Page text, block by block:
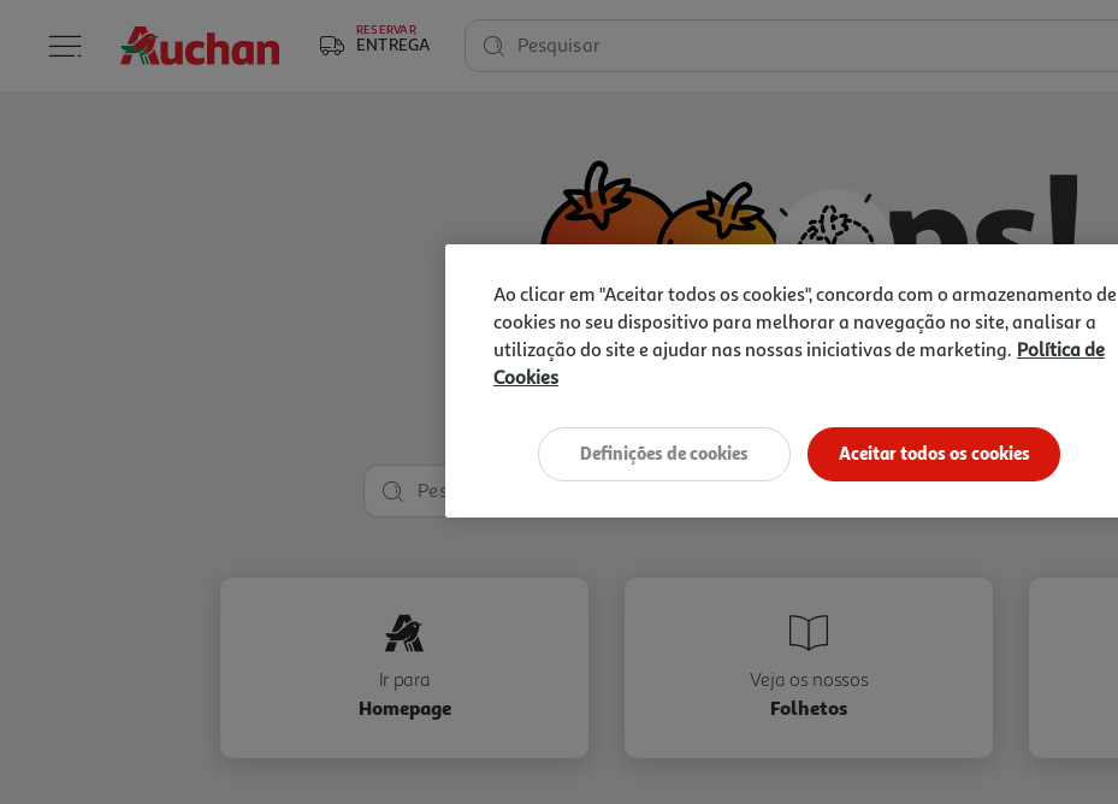
RESERVAR
ENTREGA Pesquisar
Vamos tentar de novo?
Ir para
Homepage
Veja os nossos
Folhetos
Ao clicar em "Aceitar todos os cookies", concorda com o armazenamento de
cookies no seu dispositivo para melhorar a navegação no site, analisar a
utilização do site e ajudar nas nossas iniciativas de marketing. Política de
Cookies
Aceitar todos os cookies
Definições de cookies